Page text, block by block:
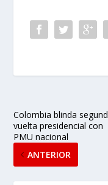
Colombia blinda
vuelta presidencial con
PMU nacional
ANTERIOR